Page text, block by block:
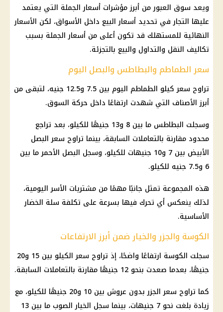
ويعد سوق العبور من أبرز مؤشرات أسعار الجملة التي يعتمد
عليها التجار في تحديد أسعار البيع داخل الأسواق، لكن الأسعار
النهائية للمستهلك قد تكون أعلى من أسعار الجملة بسبب
تكاليف النقل والتداول والبيع بالتجزئة.
سعر الطماطم والبطاطس والبصل اليوم
تراوح سعر كيلو الطماطم اليوم بين 7.5 و12.5 جنيه، لتبقى من
أبرز الأصناف التي شهدت ارتفاعًا داخل حركة السوق.
وسجلت البطاطس ما بين 8 و13 جنيهًا للكيلو، بعد تراجع
محدود مقارنة بالتعاملات السابقة، بينما تراوح سعر البصل
الأبيض بين 7 و10 جنيهات للكيلو، وسجل البصل الأحمر ما بين
6 و7.5 جنيه للكيلو.
هذه المجموعة تمثل جانبًا مهمًا من مشتريات الأسر اليومية،
لذلك ينعكس أي تحرك فيها بسرعة على تكلفة سلة الخضار
الأساسية.
الكوسة والجزر والخيار ضمن أبرز الارتفاعات
سجلت الكوسة ارتفاعًا واضحًا، إذ تراوح سعر الكيلو بين 15 و20
جنيهًا، بعدما صعدت بنحو 12 جنيهًا مقارنة بالتعاملات السابقة.
كما تراوح سعر الجزر بدون عروش بين 10 و20 جنيهًا للكيلو، مع
زيادة بلغت نحو 7 جنيهات، بينما سجل الخيار الصوب ما بين 13